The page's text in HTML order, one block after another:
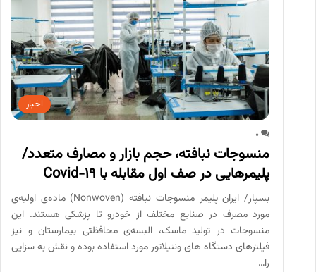
اخبار
0
منسوجات نبافته، حجم بازار و مصارف متعدد/
پلیمرهایی در صف اول مقابله با Covid-19
بسپار/ ایران پلیمر منسوجات نبافته (Nonwoven) ماده‌ی اولیه‌ی
مورد مصرف در صنایع مختلف از خودرو تا پزشکی هستند. این
منسوجات در تولید ماسک، البسه‌ی محافظتی بیمارستان و نیز
فیلترهای دستگاه های ونتیلاتور مورد استفاده بوده و نقش به سزایی
را…